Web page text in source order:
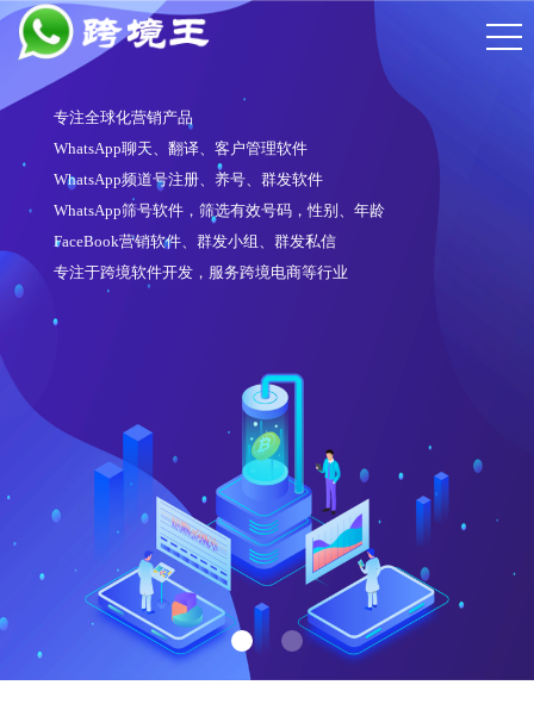
专注全球化营销产品
WhatsApp聊天、翻译、客户管理软件
WhatsApp频道号注册、养号、群发软件
WhatsApp筛号软件，筛选有效号码，性别、年龄
FaceBook营销软件、群发小组、群发私信
专注于跨境软件开发，服务跨境电商等行业